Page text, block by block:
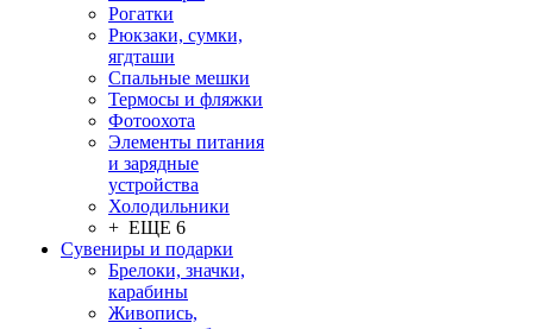
Рогатки
Рюкзаки, сумки,
ягдташи
Спальные мешки
Термосы и фляжки
Фотоохота
Элементы питания
и зарядные
устройства
Холодильники
+ ЕЩЕ 6
Сувениры и подарки
Брелоки, значки,
карабины
Живопись,